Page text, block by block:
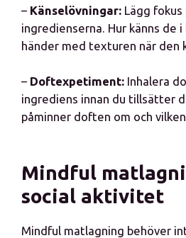
– Känselövningar: Lägg
ingredienserna. Hur känns de i
händer med texturen när den
– Doftexpetiment: Inhalera
ingrediens innan du tillsätter
påminner doften om och
Mindful
social aktivitet
Mindful matlagning behöver